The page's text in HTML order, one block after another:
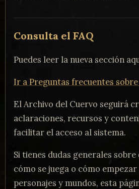
Consulta el FAQ
Puedes leer la nueva sección
Ir a Preguntas frecuentes sobre
El Archivo del Cuervo seguirá
aclaraciones, recursos y
facilitar el acceso al sistema.
Si tienes dudas generales sobre
cómo se juega o cómo
personajes y mundos, esta